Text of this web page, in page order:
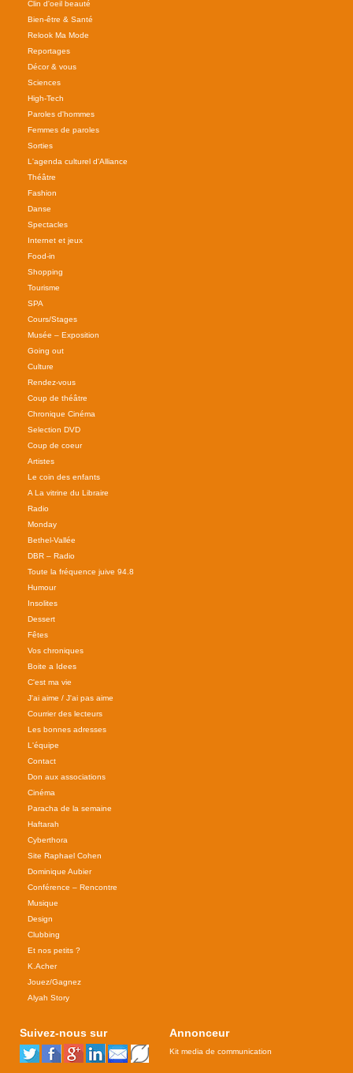
Clin d'oeil beauté
Bien-être & Santé
Relook Ma Mode
Reportages
Décor & vous
Sciences
High-Tech
Paroles d'hommes
Femmes de paroles
Sorties
L'agenda culturel d'Alliance
Théâtre
Fashion
Danse
Spectacles
Internet et jeux
Food-in
Shopping
Tourisme
SPA
Cours/Stages
Musée – Exposition
Going out
Culture
Rendez-vous
Coup de théâtre
Chronique Cinéma
Selection DVD
Coup de coeur
Artistes
Le coin des enfants
A La vitrine du Libraire
Radio
Monday
Bethel-Vallée
DBR – Radio
Toute la fréquence juive 94.8
Humour
Insolites
Dessert
Fêtes
Vos chroniques
Boite a Idees
C'est ma vie
J'ai aime / J'ai pas aime
Courrier des lecteurs
Les bonnes adresses
L'équipe
Contact
Don aux associations
Cinéma
Paracha de la semaine
Haftarah
Cyberthora
Site Raphael Cohen
Dominique Aubier
Conférence – Rencontre
Musique
Design
Clubbing
Et nos petits ?
K.Acher
Jouez/Gagnez
Alyah Story
Suivez-nous sur Annonceur
Kit media de communication